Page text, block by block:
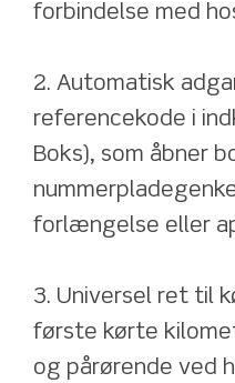
forbindelse med
2. Automatisk
referencekode i
Boks), som åbner
forlængelse eller
3. Universel ret til
første kørte
og pårørende ved